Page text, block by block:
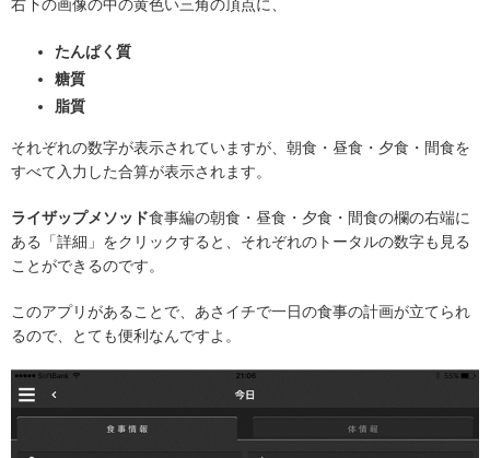
右下の画像の中の黄色い三角の頂点に、
たんぱく質
糖質
脂質
それぞれの数字が表示されていますが、朝食・昼食・夕食・間食を
すべて入力した合算が表示されます。
ライザップメソッド食事編の朝食・昼食・夕食・間食の欄の右端に
ある「詳細」をクリックすると、それぞれのトータルの数字も見る
ことができるのです。
このアプリがあることで、あさイチで一日の食事の計画が立てられ
るので、とても便利なんですよ。